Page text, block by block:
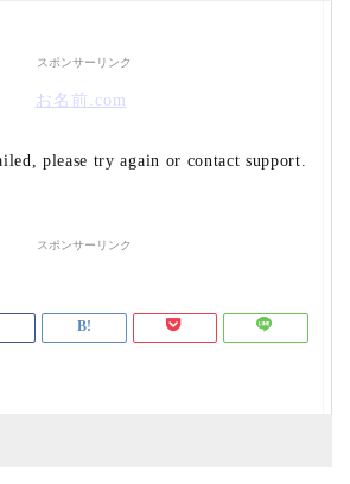
スポンサーリンク
お名前.com
please try again or contact support.
スポンサーリンク